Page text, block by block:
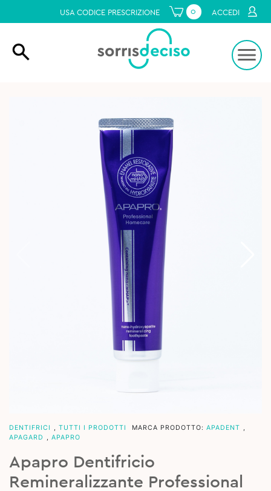
USA CODICE PRESCRIZIONE 0 ACCEDI
DENTIFRICI TUTTI I PRODOTTI MARCA PRODOTTO: APADENT
APAGARD
APAPRO
Apapro Dentifricio
Remineralizzante Professional